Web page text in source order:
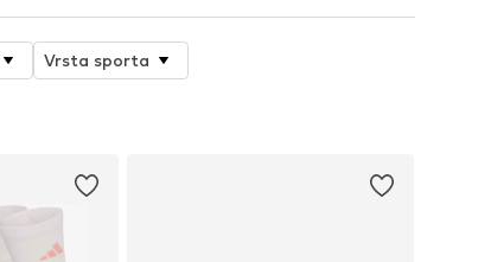
Vrsta sporta